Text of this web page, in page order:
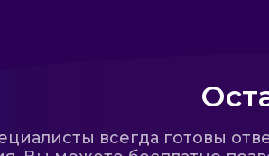
всегда готовы